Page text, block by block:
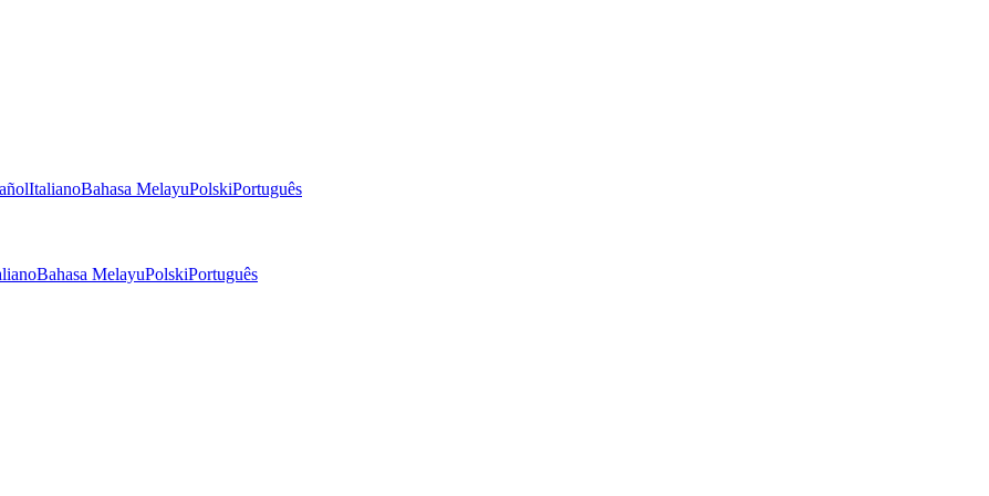
ItalianoBahasa MelayuPolskiPortuguês
Bahasa MelayuPolskiPortuguês